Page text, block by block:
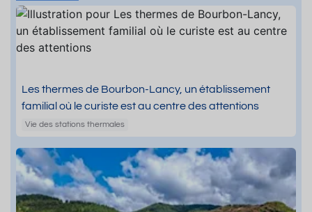
Les thermes de Bourbon-Lancy, un établissement
familial où le curiste est au centre des attentions
Vie des stations thermales